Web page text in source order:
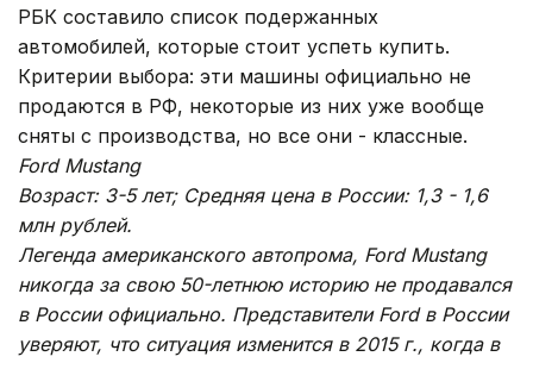
РБК составило список подержанных
автомобилей, которые стоит успеть купить.
Критерии выбора: эти машины официально не
продаются в РФ, некоторые из них уже вообще
сняты с производства, но все они - классные.
Ford Mustang
Возраст: 3-5 лет; Средняя цена в России: 1,3 - 1,6
млн рублей.
Легенда американского автопрома, Ford Mustang
никогда за свою 50-летнюю историю не продавался
в России официально. Представители Ford в России
уверяют, что ситуация изменится в 2015 г., когда в